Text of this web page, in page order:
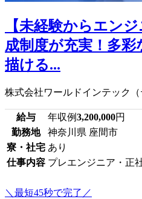
【未経験からエン
成制度が充実！多
描ける...
株式会社ワールドインテック（
給与 年収例3,200,000円
勤務地
神奈川県 座間市
寮・社宅 あり
仕事内容 プレエンジニア・正
＼最短45秒で完了／